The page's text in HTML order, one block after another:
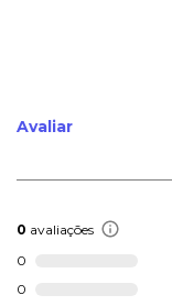
Avaliar
0 avaliações
0
0